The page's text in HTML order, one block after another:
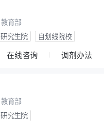
教育部
研究生院 自划线院校
在线咨询 调剂办法
教育部
研究生院